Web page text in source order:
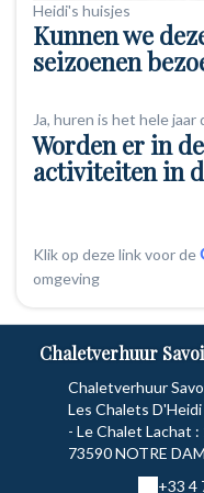
Heidi's huisjes
Kunnen we
seizoenen
Ja, huren is het hele jaar
Worden er in
activiteiten in
Klik op deze link voor de
omgeving
Chaletverhuur
Chaletverhuur
Les Chalets
- Le Chalet Lachat
73590 NOTRE
+33 4